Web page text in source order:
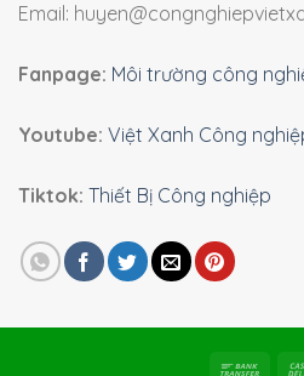
Email:
Fanpage: Môi trường công
Youtube: Việt Xanh Công
Tiktok: Thiết Bị Công nghiệp